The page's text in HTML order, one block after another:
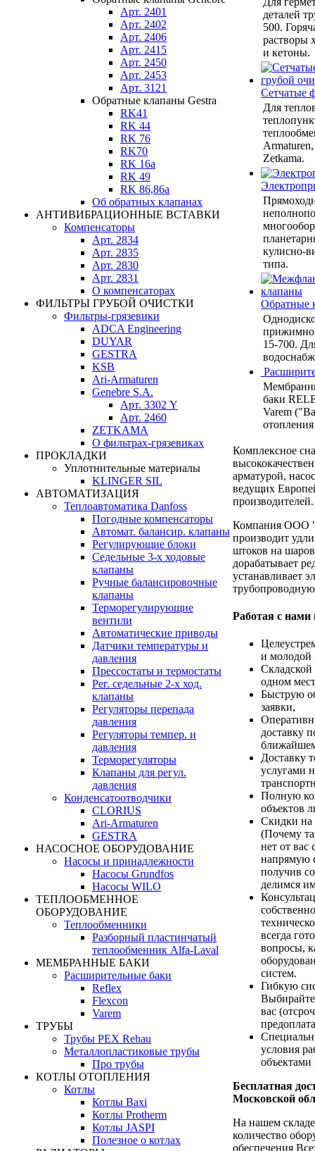
Арт. 2401
Арт. 2402
Арт. 2406
Арт. 2415
Арт. 2450
Арт. 2453
Арт. 3121
Обратные клапаны Gestra
RK41
RK 44
RK 76
RK70
RK 16a
RK 49
RK 86,86a
Об обратных клапанах
АНТИВИБРАЦИОННЫЕ ВСТАВКИ
Компенсаторы
Арт. 2834
Арт. 2835
Арт. 2830
Арт. 2831
О компенсаторах
ФИЛЬТРЫ ГРУБОЙ ОЧИСТКИ
Фильтры-грязевики
ADCA Engineering
DUYAR
GESTRA
KSB
Ari-Armaturen
Genebre S.A.
Арт. 3302 Y
Арт. 2460
ZETKAMA
О фильтрах-грязевиках
ПРОКЛАДКИ
Уплотнительные материалы
KLINGER SIL
АВТОМАТИЗАЦИЯ
Теплоавтоматика Danfoss
Погодные компенсаторы
Автомат. балансир. клапаны
Регулирующие блоки
Седельные 3-х ходовые
клапаны
Ручные балансировочные
клапаны
Терморегулирующие
вентили
Автоматические приводы
Датчики температуры и
давления
Прессостаты и термостаты
Рег. седельные 2-х ход.
клапаны
Регуляторы перепада
давления
Регуляторы темпер. и
давления
Терморегуляторы
Клапаны для регул.
давления
Конденсатоотводчики
CLORIUS
Ari-Armaturen
GESTRA
НАСОСНОЕ ОБОРУДОВАНИЕ
Насосы и принадлежности
Насосы Grundfos
Насосы WILO
ТЕПЛООБМЕННОЕ
ОБОРУДОВАНИЕ
Теплообменники
Разборный пластинчатый
теплообменник Alfa-Laval
МЕМБРАННЫЕ БАКИ
Расширительные баки
Reflex
Flexcon
Varem
ТРУБЫ
Трубы PEX Rehau
Металлопластиковые трубы
Про трубы
КОТЛЫ ОТОПЛЕНИЯ
Котлы
Котлы Baxi
Котлы Protherm
Котлы JASPI
Полезное о котлах
деталей
500.
растворы
и кетоны.
Сетчатые
Для
Zetkama.
кулисно-
типа.
Обратные
15-700.
баки
Varem
Комплексное
арматурой,
ведущих
производителей.
Компания ООО
производит
штоков на
дорабатывает
устанавливает
Работая с нами
и молодой
одном
Быструю
заявки,
доставку
Доставку
услугами
Полную
объектов
Скидки на
(Почему
нет от вас
напрямую
получив
делимся
всегда
вопросы,
систем.
Гибкую
вас
условия
объектами
Бесплатная
Московской
На нашем
количество
обеспечения